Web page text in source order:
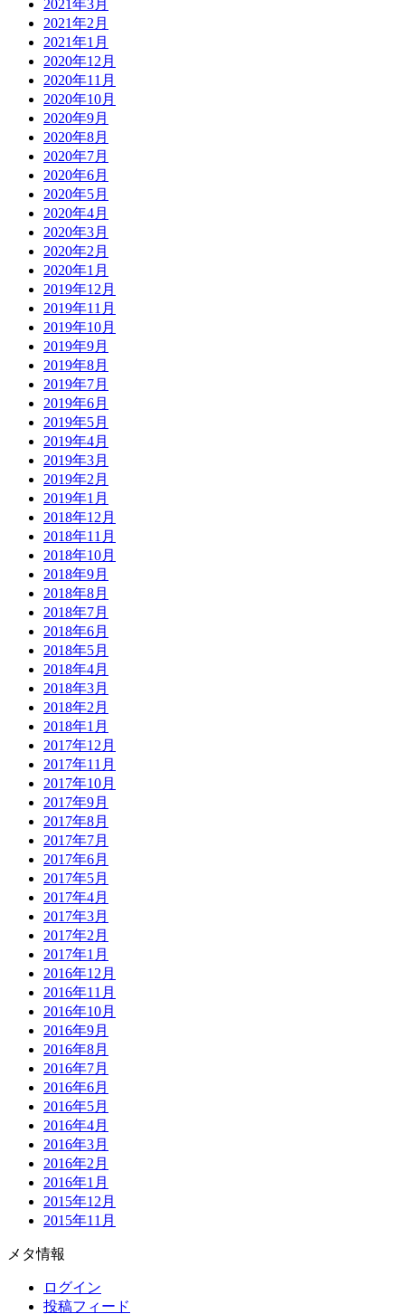
2021年3月
2021年2月
2021年1月
2020年12月
2020年11月
2020年10月
2020年9月
2020年8月
2020年7月
2020年6月
2020年5月
2020年4月
2020年3月
2020年2月
2020年1月
2019年12月
2019年11月
2019年10月
2019年9月
2019年8月
2019年7月
2019年6月
2019年5月
2019年4月
2019年3月
2019年2月
2019年1月
2018年12月
2018年11月
2018年10月
2018年9月
2018年8月
2018年7月
2018年6月
2018年5月
2018年4月
2018年3月
2018年2月
2018年1月
2017年12月
2017年11月
2017年10月
2017年9月
2017年8月
2017年7月
2017年6月
2017年5月
2017年4月
2017年3月
2017年2月
2017年1月
2016年12月
2016年11月
2016年10月
2016年9月
2016年8月
2016年7月
2016年6月
2016年5月
2016年4月
2016年3月
2016年2月
2016年1月
2015年12月
2015年11月
メタ情報
ログイン
投稿フィード